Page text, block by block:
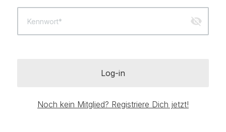
Kennwort* visibility_off
Log-in
Noch kein Mitglied? Registriere Dich jetzt!